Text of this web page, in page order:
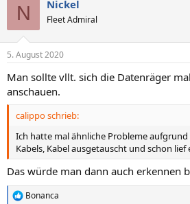
N Nickel
Fleet Admiral
5. August 2020
Man sollte vllt. sich die Datenräger
anschauen.
calippo schrieb:
Ich hatte mal ähnliche Probleme aufgrund
Kabels, Kabel ausgetauscht und schon lief
Das würde man dann auch erkennen
R
Bonanca